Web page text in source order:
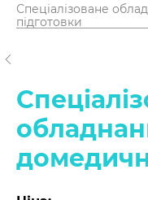
Спеціалізоване
підготовки